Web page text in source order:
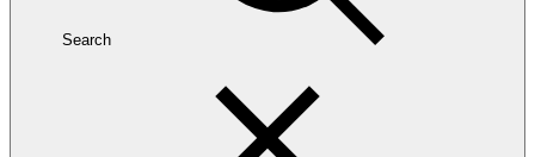
Search